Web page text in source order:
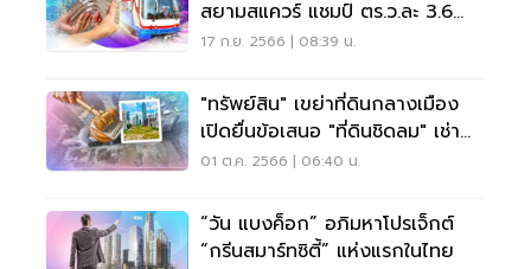
สยามสแควร์ แชมป์ ตร.ว.ละ 3.6
ล้าน
17 ก.ย. 2566 | 08:39 น.
"ทรัพย์สิน" เขย่าที่ดินกลางเมือง
เปิดยื่นข้อเสนอ "ที่ดินชิดลม" เช่า
นาน60ปี
01 ต.ค. 2566 | 06:40 น.
“วัน แบงค็อก” อภิมหาโปรเจ็กต์
“กรีนสมาร์ทซิตี้” แห่งแรกในไทย